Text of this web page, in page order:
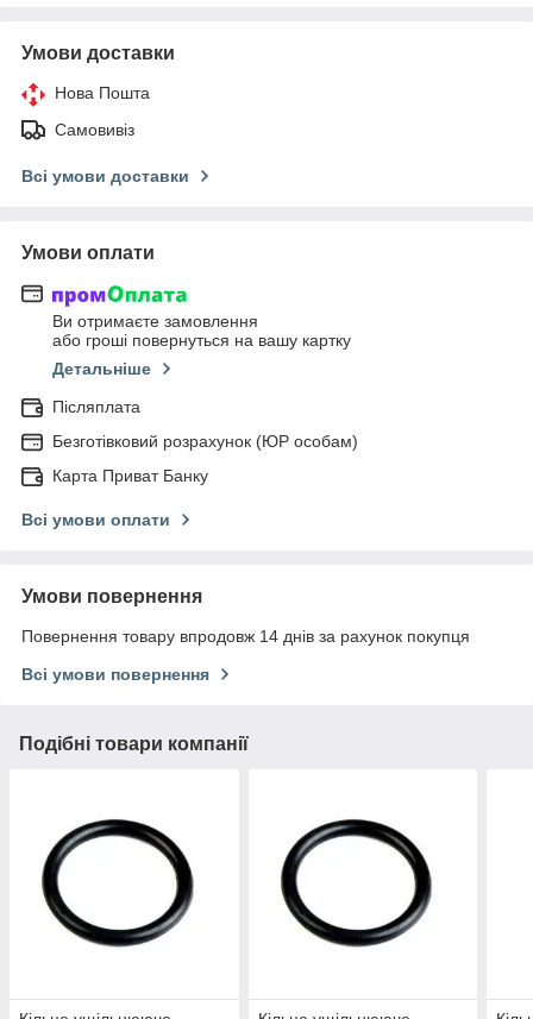
Умови доставки
Нова Пошта
Самовивіз
Всі умови доставки
Умови оплати
Ви отримаєте замовлення
або гроші повернуться на вашу картку
Детальніше
Післяплата
Безготівковий розрахунок (ЮР особам)
Карта Приват Банку
Всі умови оплати
Умови повернення
Повернення товару впродовж 14 днів за рахунок покупця
Всі умови повернення
Подібні товари компанії